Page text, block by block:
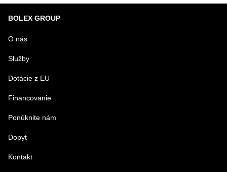
BOLEX GROUP
O nás
Služby
Dotácie z EU
Financovanie
Ponúknite nám
Dopyt
Kontakt